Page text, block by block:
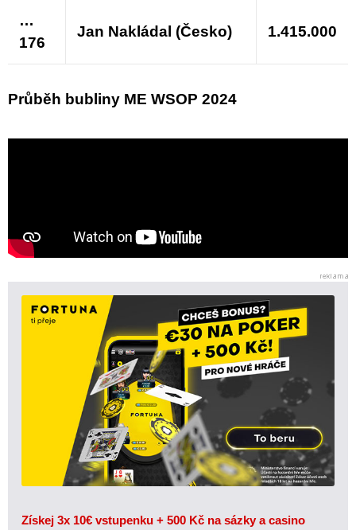
…
176
Jan Nakládal (Česko) 1.415.000
Průběh bubliny ME WSOP 2024
Získej 3x 10€ vstupenku + 500 Kč na sázky a casino